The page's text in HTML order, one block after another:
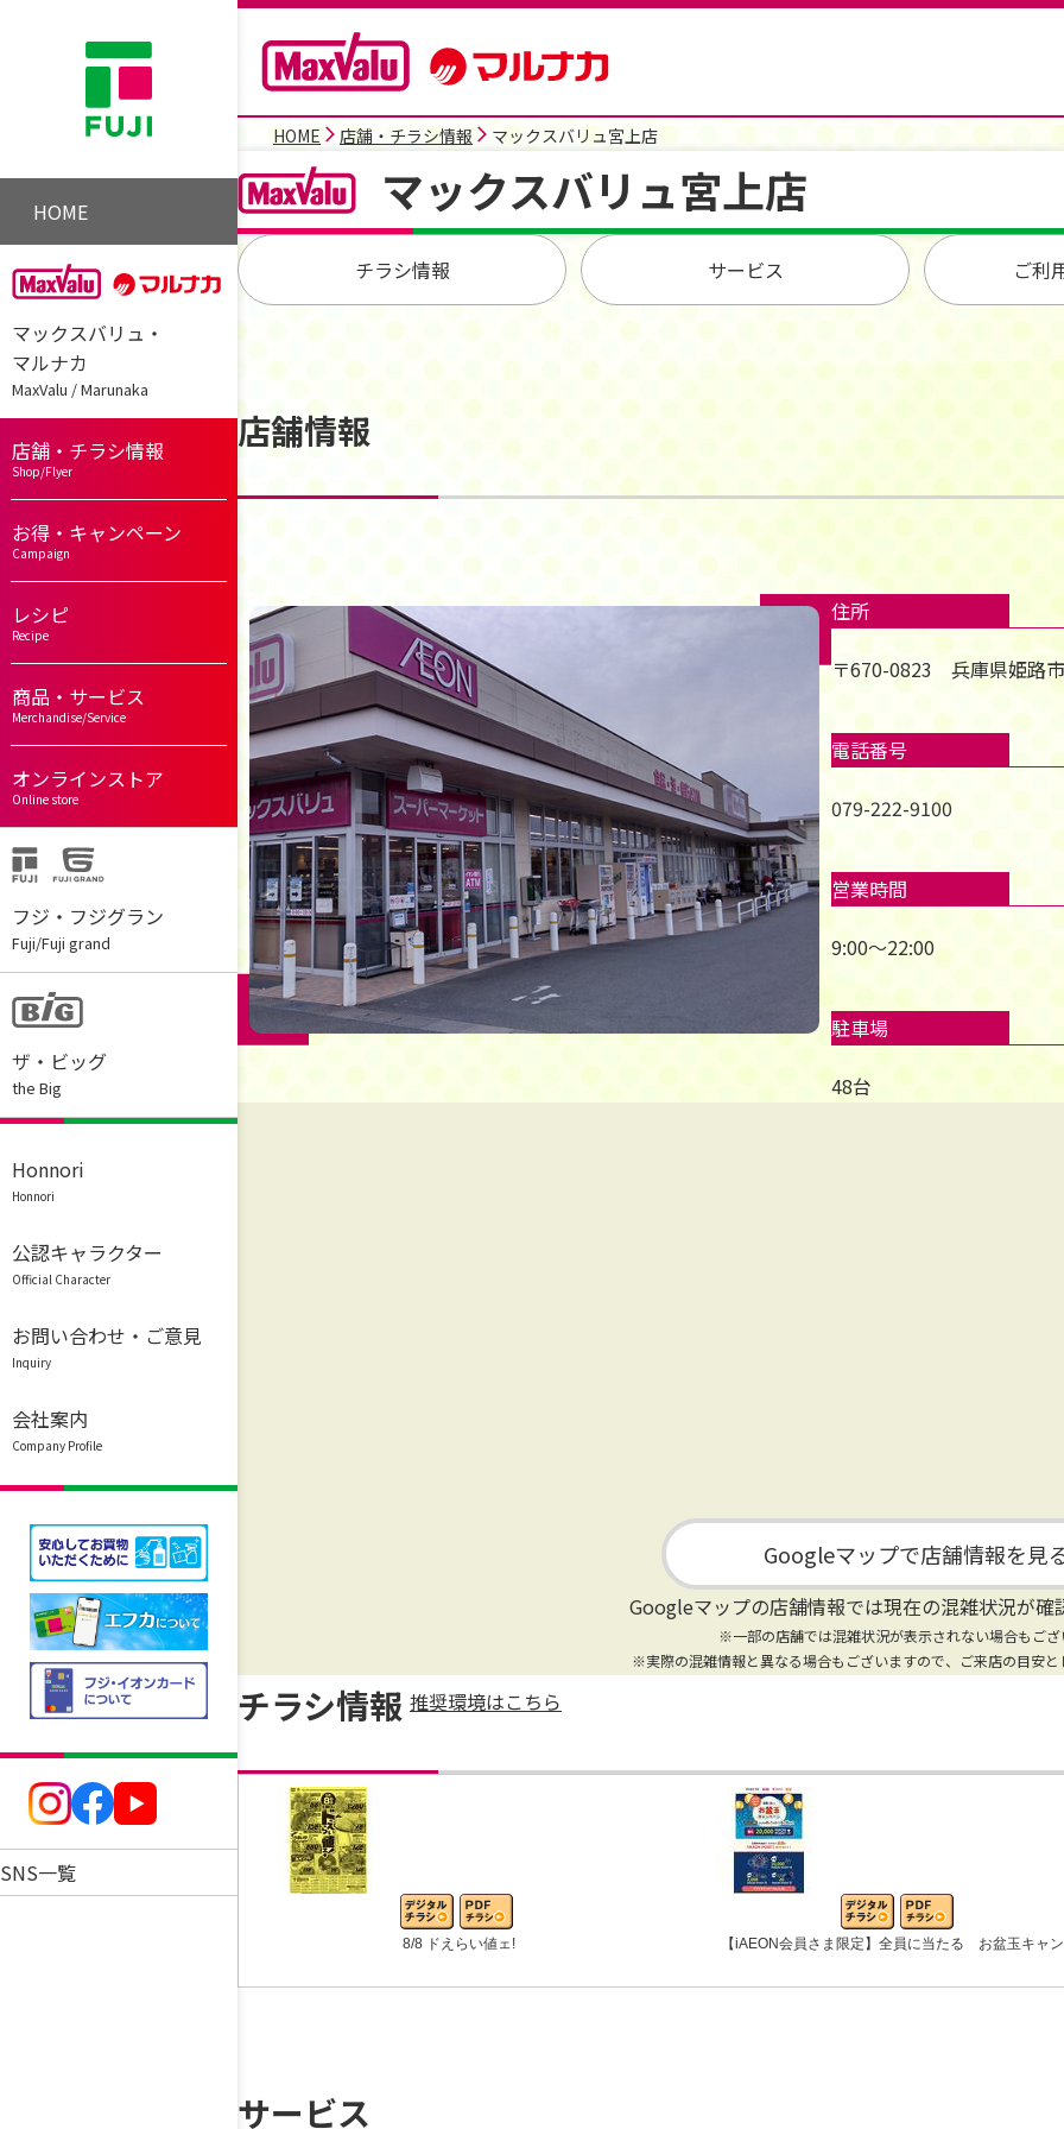
Honnori
Honnori
公認キャラクター
Official Character
お問い合わせ・ご意見
Inquiry
会社案内
Company Profile
SNS一覧
HOME
フジ・フジグラン
Fuji/Fuji grand
マックスバリュ・
マルナカ
MaxValu / Marunaka
店舗・チラシ情報
Shop/Flyer
お得・キャンペーン
Campaign
レシピ
Recipe
商品・サービス
Merchandise/Service
オンラインストア
Online store
ザ・ビッグ
the Big
HOME 店舗・チラシ情報 マックスバリュ宮上店
マックスバリュ宮上店
チラシ情報 サービス ご利
店舗情報
住所
〒670-0823 兵庫県姫路
電話番号
079-222-9100
営業時間
9:00～22:00
駐車場
48台
Googleマップで店舗情報を見
Googleマップの店舗情報では現在の混雑状況が確
※一部の店舗では混雑状況が表示されない場合もござ
※実際の混雑情報と異なる場合もございますので、ご来店の目安
チラシ情報 推奨環境はこちら
8/8 ドえらい値ェ! 【iAEON会員さま限定】全員に当たる お盆玉キャ
サービス